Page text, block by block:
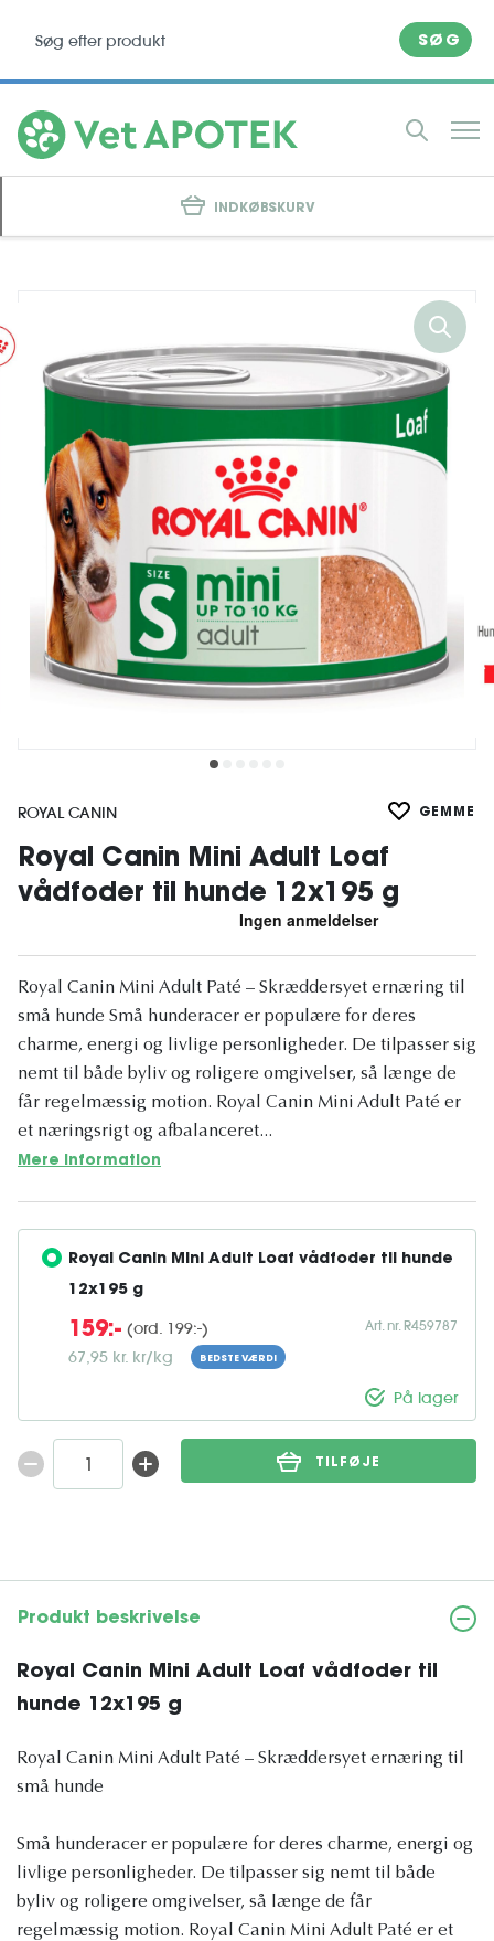
SØG
INDKØBSKURV
ROYAL CANIN GEMME
Royal Canin Mini Adult Loaf
vådfoder til hunde 12x195 g
Royal Canin Mini Adult Paté – Skræddersyet ernæring til
små hunde Små hunderacer er populære for deres
charme, energi og livlige personligheder. De tilpasser sig
nemt til både byliv og roligere omgivelser, så længe de
får regelmæssig motion. Royal Canin Mini Adult Paté er
et næringsrigt og afbalanceret...
Mere information
Royal Canin Mini Adult Loaf vådfoder til hunde
12x195 g
159:- (ord. 199:-)
67,95 kr. kr/kg
BEDSTE VÆRDI
Art. nr. R459787
På lager
TILFØJE
Produkt beskrivelse
Royal Canin Mini Adult Loaf vådfoder til
hunde 12x195 g
Royal Canin Mini Adult Paté – Skræddersyet ernæring til
små hunde
Små hunderacer er populære for deres charme, energi og
livlige personligheder. De tilpasser sig nemt til både
byliv og roligere omgivelser, så længe de får
regelmæssig motion. Royal Canin Mini Adult Paté er et